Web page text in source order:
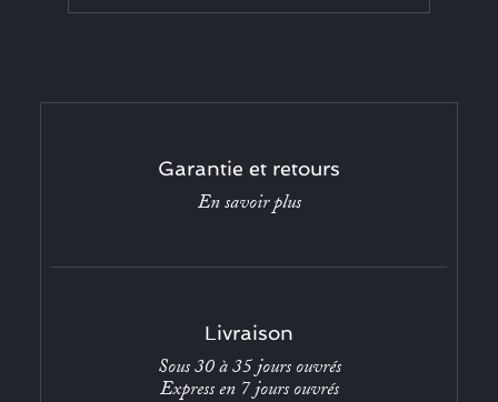
Garantie et retours
En savoir plus
Livraison
Sous 30 à 35 jours ouvrés
Express en 7 jours ouvrés